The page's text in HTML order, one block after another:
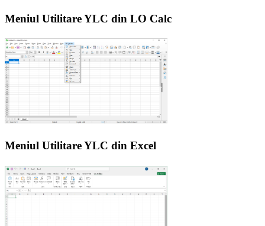
Meniul Utilitare YLC din LO Calc
Meniul Utilitare YLC din Excel